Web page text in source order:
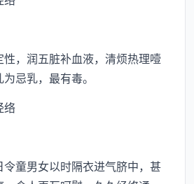
，润五脏补血液，清烦热理噎
忌乳，最有毒。
童男女以时隔衣进气脐中，甚